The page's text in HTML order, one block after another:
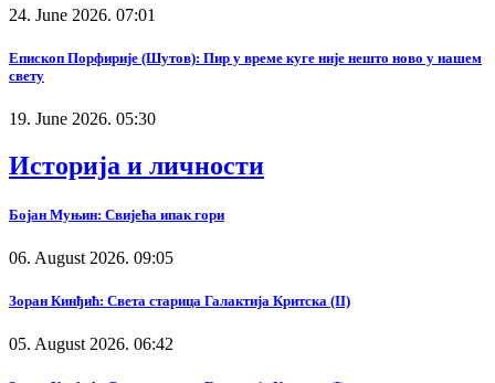
24. June 2026. 07:01
Епископ Порфирије (Шутов): Пир у време куге није нешто ново у нашем
свету
19. June 2026. 05:30
Историја и личности
Бојан Муњин: Свијећа ипак гори
06. August 2026. 09:05
Зоран Кинђић: Света старица Галактија Критска (II)
05. August 2026. 06:42